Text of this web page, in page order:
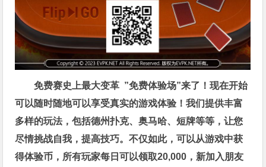
免费赛史上最大变革 ”免费体验场”来了！现在开始
可以随时随地可以享受真实的游戏体验！我们提供丰富
多样的玩法，包括德州扑克、奥马哈、短牌等等，让您
尽情挑战自我，提高技巧。不仅如此，可以从游戏中获
得体验币，所有玩家每日可以领取20,000，新加入朋友